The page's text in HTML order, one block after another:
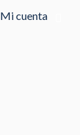
Mi cuenta